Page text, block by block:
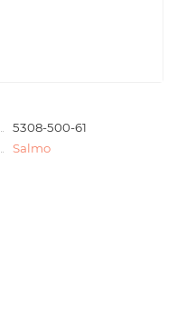
5308-500-61
Salmo